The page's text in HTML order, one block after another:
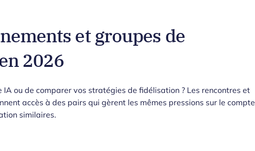
et groupes de
2026
ou de comparer vos stratégies de fidélisation ? Les rencontres et
accès à des pairs qui gèrent les mêmes pressions sur le compte
similaires.